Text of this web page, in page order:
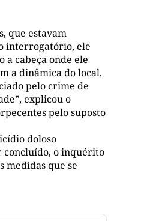
que estavam
interrogatório, ele
cabeça onde ele
a dinâmica do local,
pelo crime de
explicou o
pelo suposto
doloso
concluído, o inquérito
medidas que se